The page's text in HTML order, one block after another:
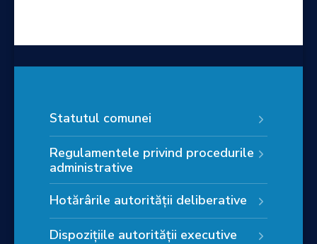
Statutul comunei
Regulamentele privind procedurile
administrative
Hotărârile autorității deliberative
Dispozițiile autorității executive